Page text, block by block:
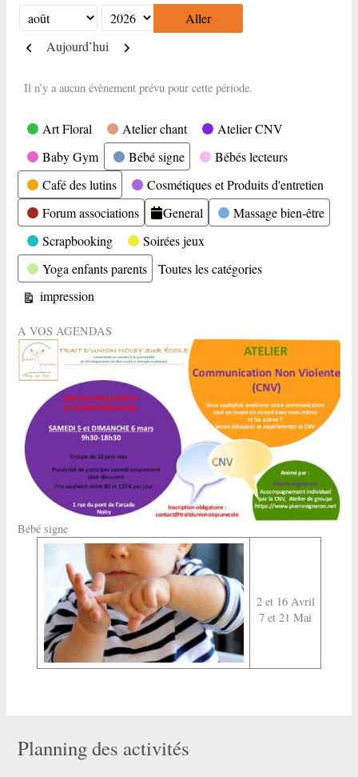
Mois
Année
Précédent
Aujourd’hui Suivant
Il n’y a aucun évènement prévu pour cette période.
Catégories
Art Floral Atelier chant
Atelier CNV
Baby Gym
Bébé signe
Bébés lecteurs
Café des lutins
Cosmétiques et Produits d'entretien
Forum associations
General
Massage bien-être
Scrapbooking
Soirées jeux
Yoga enfants parents
Toutes les catégories
Vue
impression
A VOS AGENDAS
Bébé signe
2 et 16 Avril
7 et 21 Mai
Planning des activités